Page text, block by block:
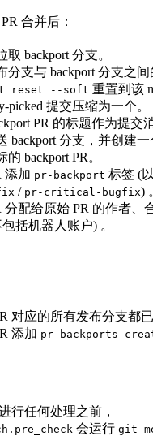
合并后：
取 backport 分支。
分支与 backport 分支之间
reset --soft 重置到该
picked 提交压缩为一个。
PR 的标题作为提交
backport 分支，并创建
的 backport PR。
添加 pr-backport 标签 (
/ pr-critical-bugfix)
分配给原始 PR 的作者、
括机器人账户) 。
对应的所有发布分支都
添加 pr-backports-
行任何处理之前，
会运行 git